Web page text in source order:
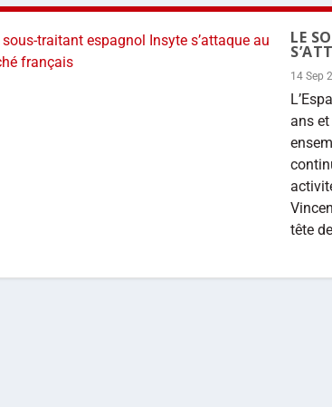
LE
14 Sep
ans
tête